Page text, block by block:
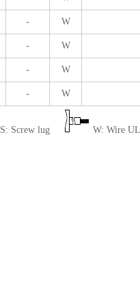
- W
- W
- W
- W
S: Screw lug W: Wire